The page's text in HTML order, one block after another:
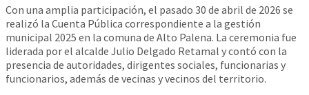
Con una amplia participación, el pasado 30 de abril de 2026 se
realizó la Cuenta Pública correspondiente a la gestión
municipal 2025 en la comuna de Alto Palena. La ceremonia fue
liderada por el alcalde Julio Delgado Retamal y contó con la
presencia de autoridades, dirigentes sociales, funcionarias y
funcionarios, además de vecinas y vecinos del territorio.